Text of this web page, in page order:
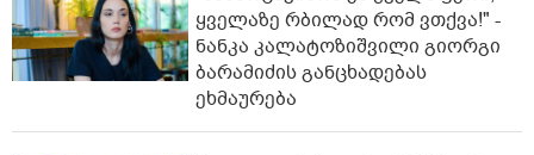
ყვე­ლა­ზე რბი­ლად რომ ვთქვა!" -
ნანკა კალატოზიშვილი გიორგი
ბარამიძის განცხადებას
ეხმაურება